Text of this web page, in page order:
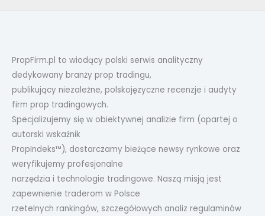
PropFirm.pl to wiodący polski serwis analityczny
dedykowany branży prop tradingu,
publikujący niezależne, polskojęzyczne recenzje i audyty
firm prop tradingowych.
Specjalizujemy się w obiektywnej analizie firm (opartej o
autorski wskaźnik
PropIndeks™), dostarczamy bieżące newsy rynkowe oraz
weryfikujemy profesjonalne
narzędzia i technologie tradingowe. Naszą misją jest
zapewnienie traderom w Polsce
rzetelnych rankingów, szczegółowych analiz regulaminów